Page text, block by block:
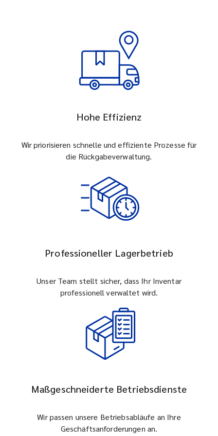
Hohe Effizienz
Wir priorisieren schnelle und effiziente Prozesse für
die Rückgabeverwaltung.
Professioneller Lagerbetrieb
Unser Team stellt sicher, dass Ihr Inventar
professionell verwaltet wird.
Maßgeschneiderte Betriebsdienste
Wir passen unsere Betriebsabläufe an Ihre
Geschäftsanforderungen an.